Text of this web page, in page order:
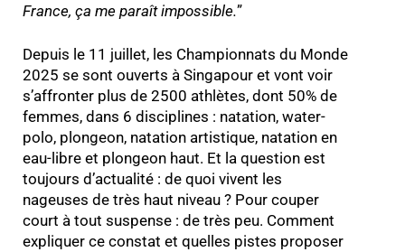
France, ça me paraît impossible.”
Depuis le 11 juillet, les Championnats du Monde
2025 se sont ouverts à Singapour et vont voir
s’affronter plus de 2500 athlètes, dont 50% de
femmes, dans 6 disciplines : natation, water-
polo, plongeon, natation artistique, natation en
eau-libre et plongeon haut. Et la question est
toujours d’actualité : de quoi vivent les
nageuses de très haut niveau ? Pour couper
court à tout suspense : de très peu. Comment
expliquer ce constat et quelles pistes proposer